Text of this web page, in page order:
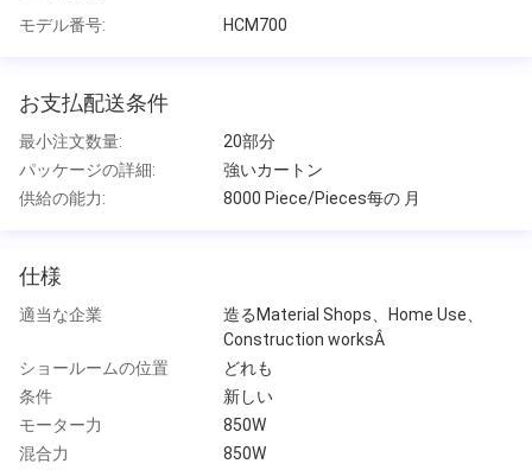
モデル番号: HCM700
お支払配送条件
最小注文数量:
20部分
パッケージの詳細:
強いカートン
供給の能力:
8000 Piece/Pieces每の 月
仕様
適当な企業
造るMaterial Shops、Home Use、
Construction worksÂ
ショールームの位置
どれも
条件
新しい
モーター力
850W
混合力
850W